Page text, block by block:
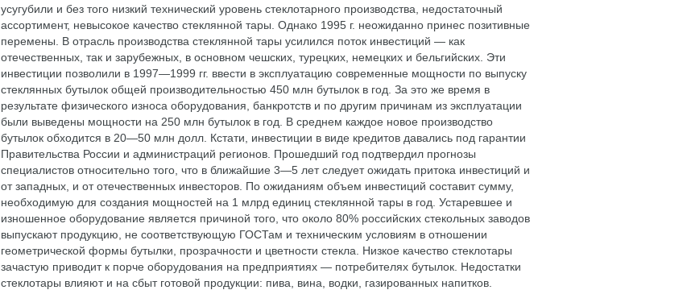
усугубили и без того низкий технический уровень стеклотарного производства, недостаточный
ассортимент, невысокое качество стеклянной тары. Однако 1995 г. неожиданно принес позитивные
перемены. В отрасль производства стеклянной тары усилился поток инвестиций — как
отечественных, так и зарубежных, в основном чешских, турецких, немецких и бельгийских. Эти
инвестиции позволили в 1997—1999 гг. ввести в эксплуатацию современные мощности по выпуску
стеклянных бутылок общей производительностью 450 млн бутылок в год. За это же время в
результате физического износа оборудования, банкротств и по другим причинам из эксплуатации
были выведены мощности на 250 млн бутылок в год. В среднем каждое новое производство
бутылок обходится в 20—50 млн долл. Кстати, инвестиции в виде кредитов давались под гарантии
Правительства России и администраций регионов. Прошедший год подтвердил прогнозы
специалистов относительно того, что в ближайшие 3—5 лет следует ожидать притока инвестиций и
от западных, и от отечественных инвесторов. По ожиданиям объем инвестиций составит сумму,
необходимую для создания мощностей на 1 млрд единиц стеклянной тары в год. Устаревшее и
изношенное оборудование является причиной того, что около 80% российских стекольных заводов
выпускают продукцию, не соответствующую ГОСТам и техническим условиям в отношении
геометрической формы бутылки, прозрачности и цветности стекла. Низкое качество стеклотары
зачастую приводит к порче оборудования на предприятиях — потребителях бутылок. Недостатки
стеклотары влияют и на сбыт готовой продукции: пива, вина, водки, газированных напитков.